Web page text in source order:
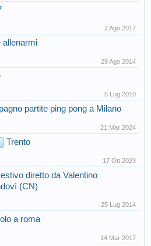
2 Ago 2017
allenarmi
29 Ago 2014
5 Lug 2010
partite ping pong a Milano
21 Mar 2024
Trento
17 Ott 2023
diretto da Valentino
(CN)
25 Lug 2014
a roma
14 Mar 2017